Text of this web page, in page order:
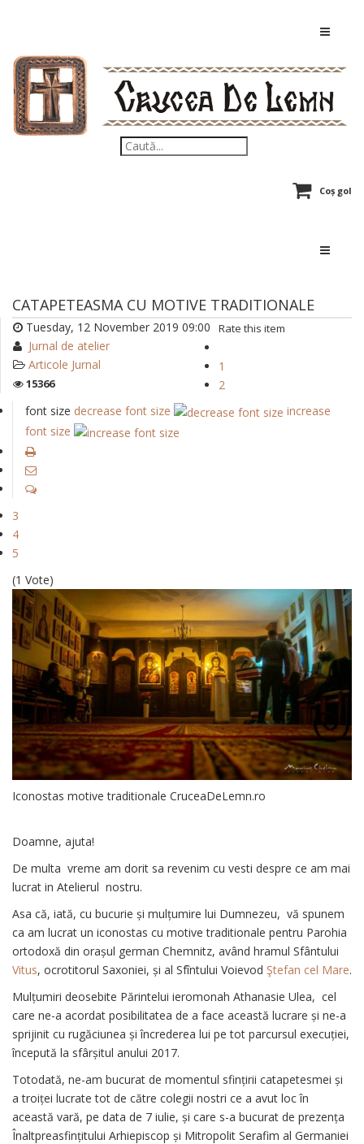
Coș gol
CATAPETEASMA CU MOTIVE TRADITIONALE
Tuesday, 12 November 2019 09:00
Jurnal de atelier
Articole Jurnal
15366
font size decrease font size
increase
font size
Rate this item
1
2
3
4
5
(1 Vote)
Iconostas motive traditionale CruceaDeLemn.ro
Doamne, ajuta!
De multa vreme am dorit sa revenim cu vesti despre ce am mai
lucrat in Atelierul nostru.
Asa că, iată, cu bucurie și mulțumire lui Dumnezeu, vă spunem
ca am lucrat un iconostas cu motive traditionale pentru Parohia
ortodoxă din orașul german Chemnitz, având hramul Sfântului
Vitus, ocrotitorul Saxoniei, și al Sfîntului Voievod Ştefan cel Mare.
Mulțumiri deosebite Părintelui ieromonah Athanasie Ulea, cel
care ne-a acordat posibilitatea de a face această lucrare și ne-a
sprijinit cu rugăciunea și încrederea lui pe tot parcursul execuției,
începută la sfârșitul anului 2017.
Totodată, ne-am bucurat de momentul sfințirii catapetesmei și
a troiței lucrate tot de către colegii nostri ce a avut loc în
această vară, pe data de 7 iulie, și care s-a bucurat de prezența
Înaltpreasfințitului Arhiepiscop și Mitropolit Serafim al Germaniei